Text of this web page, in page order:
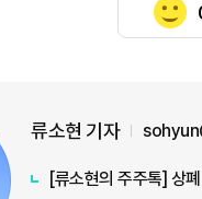
류소현 기자
[류소현의 주주톡] 상